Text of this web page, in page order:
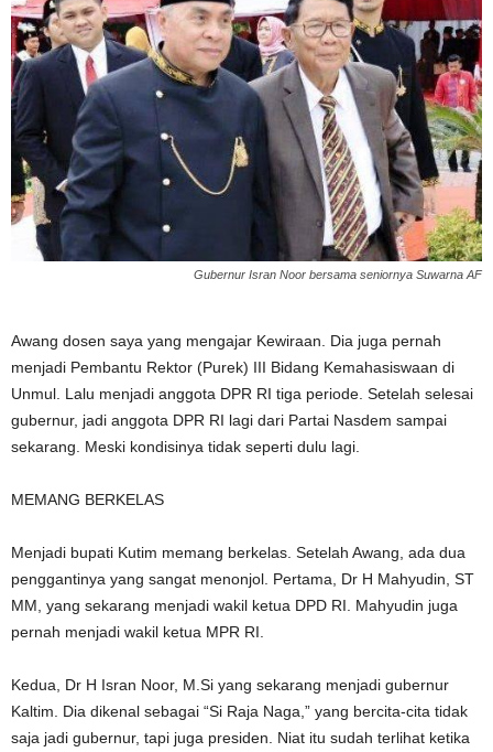
Gubernur Isran Noor bersama seniornya Suwarna AF
Awang dosen saya yang mengajar Kewiraan. Dia juga pernah
menjadi Pembantu Rektor (Purek) III Bidang Kemahasiswaan di
Unmul. Lalu menjadi anggota DPR RI tiga periode. Setelah selesai
gubernur, jadi anggota DPR RI lagi dari Partai Nasdem sampai
sekarang. Meski kondisinya tidak seperti dulu lagi.
MEMANG BERKELAS
Menjadi bupati Kutim memang berkelas. Setelah Awang, ada dua
penggantinya yang sangat menonjol. Pertama, Dr H Mahyudin, ST
MM, yang sekarang menjadi wakil ketua DPD RI. Mahyudin juga
pernah menjadi wakil ketua MPR RI.
Kedua, Dr H Isran Noor, M.Si yang sekarang menjadi gubernur
Kaltim. Dia dikenal sebagai “Si Raja Naga,” yang bercita-cita tidak
saja jadi gubernur, tapi juga presiden. Niat itu sudah terlihat ketika